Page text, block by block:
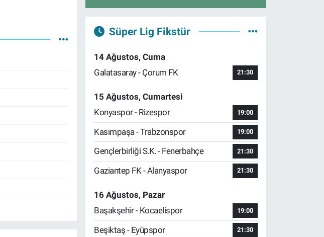
Süper Lig Fikstür
14 Ağustos, Cuma
Galatasaray - Çorum FK
21:30
15 Ağustos, Cumartesi
Konyaspor - Rizespor
19:00
Kasımpaşa - Trabzonspor 19:00
Gençlerbirliği S.K. - Fenerbahçe 21:30
Gaziantep FK - Alanyaspor 21:30
16 Ağustos, Pazar
Başakşehir - Kocaelispor
19:00
Beşiktaş - Eyüpspor 21:30